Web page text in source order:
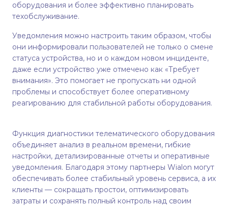
оборудования и более эффективно планировать
техобслуживание.
Уведомления можно настроить таким образом, чтобы
они информировали пользователей не только о смене
статуса устройства, но и о каждом новом инциденте,
даже если устройство уже отмечено как «Требует
внимания». Это помогает не пропускать ни одной
проблемы и способствует более оперативному
реагированию для стабильной работы оборудования.
Функция диагностики телематического оборудования
объединяет анализ в реальном времени, гибкие
настройки, детализированные отчеты и оперативные
уведомления. Благодаря этому партнеры Wialon могут
обеспечивать более стабильный уровень сервиса, а их
клиенты — сокращать простои, оптимизировать
затраты и сохранять полный контроль над своим